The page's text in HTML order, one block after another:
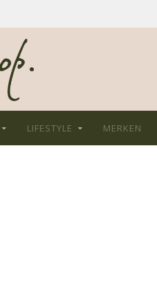
LIFESTYLE MERKEN